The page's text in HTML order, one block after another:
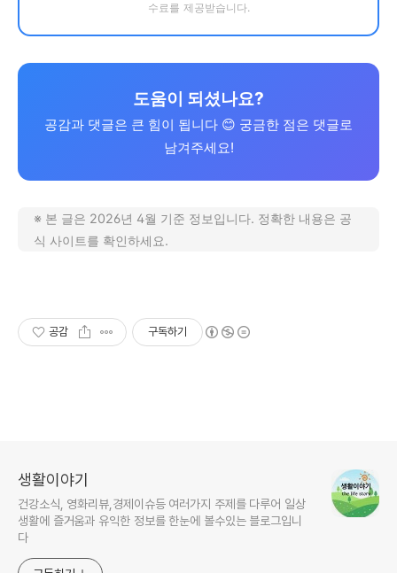
수료를 제공받습니다.
도움이 되셨나요?
공감과 댓글은 큰 힘이 됩니다 😊 궁금한 점은 댓글로
남겨주세요!
※ 본 글은 2026년 4월 기준 정보입니다. 정확한 내용은 공
식 사이트를 확인하세요.
공감 구독하기
생활이야기
건강소식, 영화리뷰,경제이슈등 여러가지 주제를 다루어 일상
생활에 즐거움과 유익한 정보를 한눈에 볼수있는 블로그입니
다